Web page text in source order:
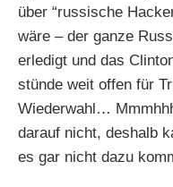
über “russische
wäre – der ganze
erledigt und das
stünde weit offen für
Wiederwahl…
darauf nicht, deshalb
es gar nicht dazu